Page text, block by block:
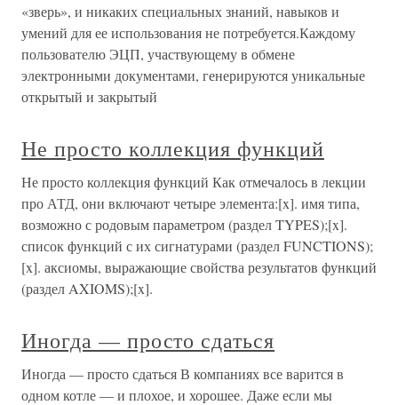
«зверь», и никаких специальных знаний, навыков и
умений для ее использования не потребуется.Каждому
пользователю ЭЦП, участвующему в обмене
электронными документами, генерируются уникальные
открытый и закрытый
Не просто коллекция функций
Не просто коллекция функций Как отмечалось в лекции
про АТД, они включают четыре элемента:[x]. имя типа,
возможно с родовым параметром (раздел TYPES);[x].
список функций с их сигнатурами (раздел FUNCTIONS);
[x]. аксиомы, выражающие свойства результатов функций
(раздел AXIOMS);[x].
Иногда — просто сдаться
Иногда — просто сдаться В компаниях все варится в
одном котле — и плохое, и хорошее. Даже если мы